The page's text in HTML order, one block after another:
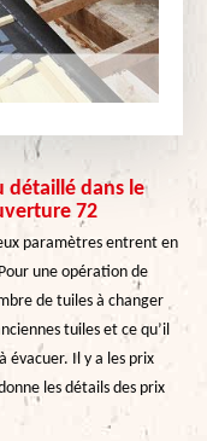
détaillé dans le
72
paramètres entrent en
une opération de
de tuiles à changer
tuiles et ce qu’il
évacuer. Il y a les prix
les détails des prix